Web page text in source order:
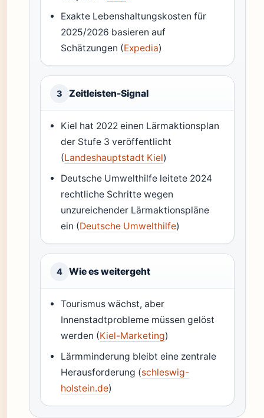
Exakte Lebenshaltungskosten für
2025/2026 basieren auf
Schätzungen (Expedia)
3 Zeitleisten-Signal
Kiel hat 2022 einen Lärmaktionsplan
der Stufe 3 veröffentlicht
(Landeshauptstadt Kiel)
Deutsche Umwelthilfe leitete 2024
rechtliche Schritte wegen
unzureichender Lärmaktionspläne
ein (Deutsche Umwelthilfe)
4 Wie es weitergeht
Tourismus wächst, aber
Innenstadtprobleme müssen gelöst
werden (Kiel-Marketing)
Lärmminderung bleibt eine zentrale
Herausforderung (schleswig-
holstein.de)